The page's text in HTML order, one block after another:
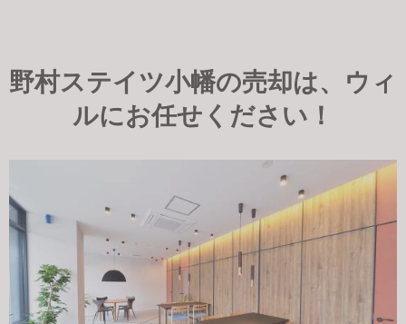
野村ステイツ小幡の売却は、ウィ
ルにお任せください！